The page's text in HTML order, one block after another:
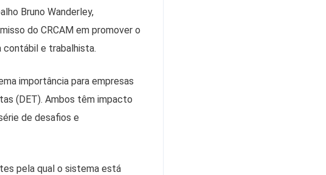
Bruno Wanderley,
do CRCAM em promover o
contábil e trabalhista.
importância para empresas
(DET). Ambos têm impacto
de desafios e
pela qual o sistema está